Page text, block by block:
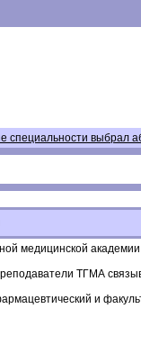
специальности выбрал
медицинской
ТГМА
и